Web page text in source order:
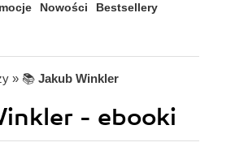
Nowości Bestsellery
» 📚 Jakub Winkler
- ebooki